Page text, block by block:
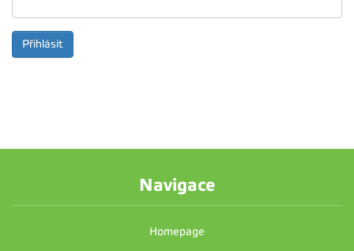
Navigace
Homepage